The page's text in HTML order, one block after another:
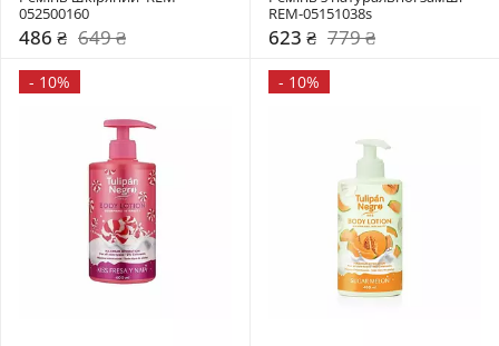
052500160
486 ₴ 649 ₴
REM-05151038s
623 ₴ 779 ₴
- 10% - 10%